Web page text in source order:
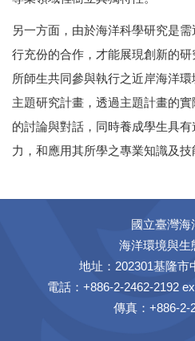
另一方面，由於海洋科學研究是
行充份的合作，才能展現創新的
所師生共同參與執行之近岸海洋
主題研究計畫，透過主題計畫的
的討論與對話，同時養成學生具
力，和應用其所學之專業知識及技
國立臺灣海
海洋環境與生
地址：202301基隆市
電話：+886-2-2462-2192
傳真：+886-2-